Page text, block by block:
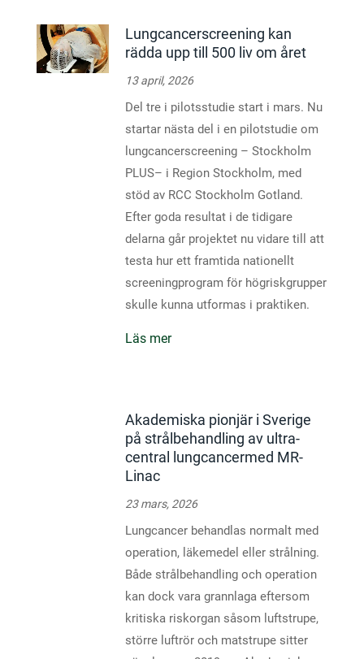
Lungcancerscreening kan
rädda upp till 500 liv om året
13 april, 2026
Del tre i pilotsstudie start i mars. Nu
startar nästa del i en pilotstudie om
lungcancerscreening – Stockholm
PLUS– i Region Stockholm, med
stöd av RCC Stockholm Gotland.
Efter goda resultat i de tidigare
delarna går projektet nu vidare till att
testa hur ett framtida nationellt
screeningprogram för högriskgrupper
skulle kunna utformas i praktiken.
Läs mer
Akademiska pionjär i Sverige
på strålbehandling av ultra-
central lungcancermed MR-
Linac
23 mars, 2026
Lungcancer behandlas normalt med
operation, läkemedel eller strålning.
Både strålbehandling och operation
kan dock vara grannlaga eftersom
kritiska riskorgan såsom luftstrupe,
större luftrör och matstrupe sitter